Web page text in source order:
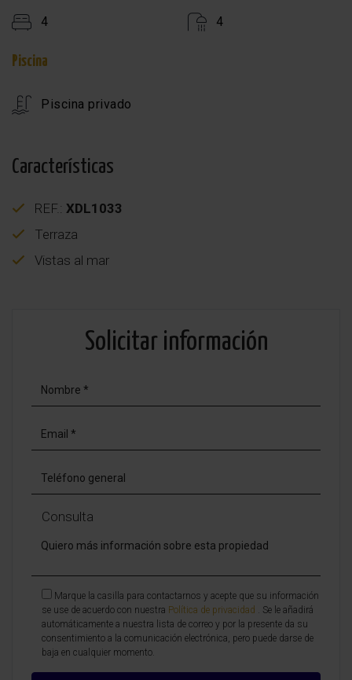
4 4
Piscina
Piscina privado
Características
REF.: XDL1033
Terraza
Vistas al mar
Solicitar información
Consulta
Marque la casilla para contactarnos y acepte que su información
se use de acuerdo con nuestra Política de privacidad . Se le añadirá
automáticamente a nuestra lista de correo y por la presente da su
consentimiento a la comunicación electrónica, pero puede darse de
baja en cualquier momento.